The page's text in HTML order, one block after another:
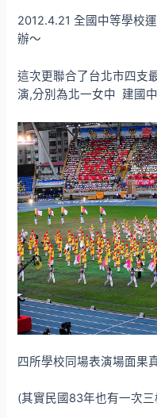
2012.4.21 全國中等學校
辦～
這次更聯合了台北市四支
演,分別為北一女中 建國
四所學校同場表演場面果
(其實民國83年也有一次